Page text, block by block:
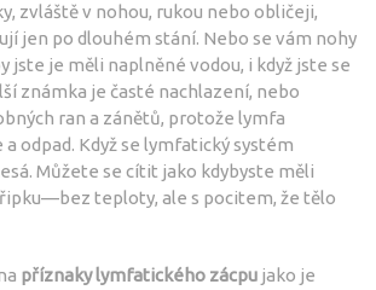
, zvláště v nohou, rukou nebo obličeji,
jen po dlouhém stání. Nebo se vám nohy
jste je měli naplněné vodou, i když jste se
známka je časté nachlazení, nebo
ran a zánětů, protože lymfa
odpad. Když se lymfatický systém
Můžete se cítit jako kdybyste měli
teploty, ale s pocitem, že tělo
příznaky lymfatického zácpu jako je